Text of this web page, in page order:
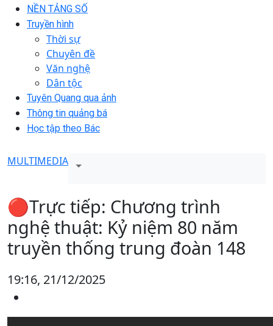
NỀN TẢNG SỐ
Truyền hình
Thời sự
Chuyên đề
Văn nghệ
Dân tộc
Tuyên Quang qua ảnh
Thông tin quảng bá
Học tập theo Bác
MULTIMEDIA
🔴Trực tiếp: Chương trình
nghệ thuật: Kỷ niệm 80 năm
truyền thống trung đoàn 148
19:16, 21/12/2025